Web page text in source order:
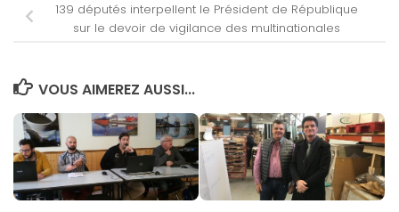
139 députés interpellent le Président de République
sur le devoir de vigilance des multinationales
VOUS AIMEREZ AUSSI...